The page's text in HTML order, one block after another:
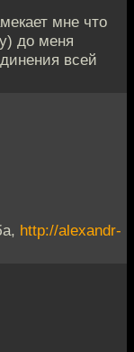
мне что
до меня
всей
http://alexandr-